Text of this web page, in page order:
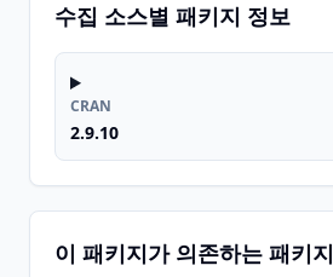
수집 소스별 패키지 정보
CRAN
2.9.10
이 패키지가 의존하는 패키지